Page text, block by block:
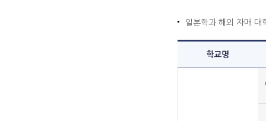
일본학과 해외 자매 대
학교명